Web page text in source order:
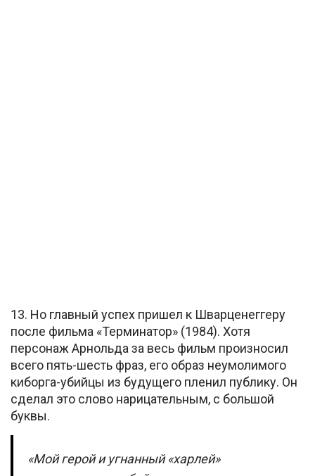
13. Но главный успех пришел к Шварценеггеру
после фильма «Терминатор» (1984). Хотя
персонаж Арнольда за весь фильм произносил
всего пять-шесть фраз, его образ неумолимого
киборга-убийцы из будущего пленил публику. Он
сделал это слово нарицательным, с большой
буквы.
«Мой герой и угнанный «харлей»